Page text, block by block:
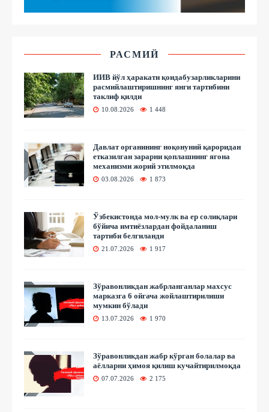
РАСМИЙ
ИИВ йўл ҳаракати қоидабузарликларини
расмийлаштиришнинг янги тартибини
таклиф қилди
10.08.2026 1 448
Давлат органининг ноқонуний қароридан
етказилган зарарни қоплашнинг ягона
механизми жорий этилмоқда
03.08.2026 1 873
Ўзбекистонда мол-мулк ва ер солиқлари
бўйича имтиёзлардан фойдаланиш
тартиби белгиланди
21.07.2026 1 917
Зўравонликдан жабрланганлар махсус
марказга 6 ойгача жойлаштирилиши
мумкин бўлади
13.07.2026 1 970
Зўравонликдан жабр кўрган болалар ва
аёлларни ҳимоя қилиш кучайтирилмоқда
07.07.2026 2 175